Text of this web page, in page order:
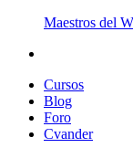
Maestros del
Cursos
Blog
Foro
Cvander